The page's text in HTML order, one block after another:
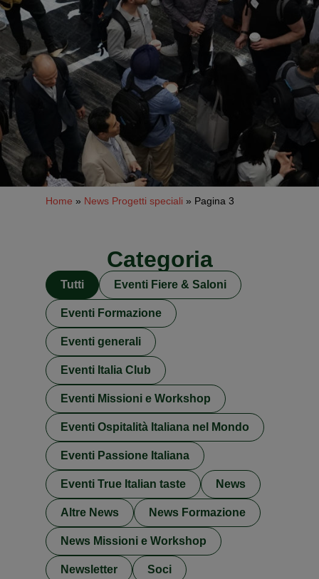
Home » News Progetti speciali » Pagina 3
Categoria
Eventi Fiere & Saloni
Eventi Formazione
Eventi generali
Eventi Italia Club
Eventi Missioni e Workshop
Eventi Ospitalità Italiana nel Mondo
Eventi Passione Italiana
Eventi True Italian taste News
Altre News News Formazione
News Missioni e Workshop
Newsletter Soci
Tutti